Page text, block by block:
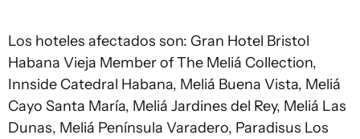
Los hoteles afectados son: Gran Hotel Bristol
Habana Vieja Member of The Meliá Collection,
Innside Catedral Habana, Meliá Buena Vista, Meliá
Cayo Santa María, Meliá Jardines del Rey, Meliá Las
Dunas, Meliá Península Varadero, Paradisus Los